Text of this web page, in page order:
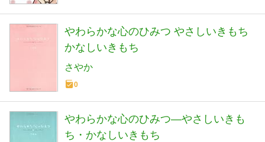
やわらかな心のひみつ やさしいきもち
かなしいきもち
さやか
0
やわらかな心のひみつ―やさしいきも
ち・かなしいきもち